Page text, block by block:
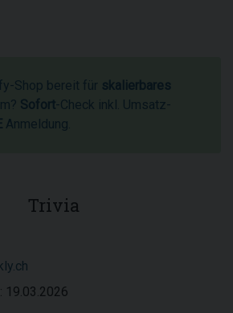
Shop bereit für skalierbares
Sofort-Check inkl. Umsatz-
Anmeldung.
Trivia
19.03.2026